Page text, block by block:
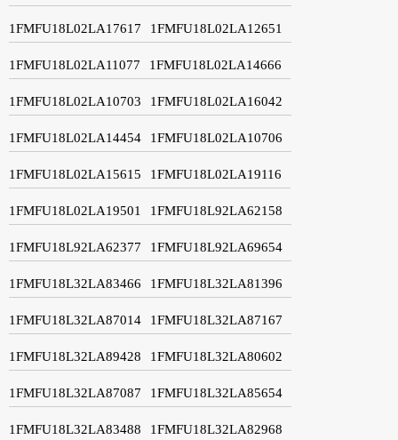
1FMFU18L02LA17617 1FMFU18L02LA12651
1FMFU18L02LA11077 1FMFU18L02LA14666
1FMFU18L02LA10703 1FMFU18L02LA16042
1FMFU18L02LA14454 1FMFU18L02LA10706
1FMFU18L02LA15615 1FMFU18L02LA19116
1FMFU18L02LA19501 1FMFU18L92LA62158
1FMFU18L92LA62377 1FMFU18L92LA69654
1FMFU18L32LA83466 1FMFU18L32LA81396
1FMFU18L32LA87014 1FMFU18L32LA87167
1FMFU18L32LA89428 1FMFU18L32LA80602
1FMFU18L32LA87087 1FMFU18L32LA85654
1FMFU18L32LA83488 1FMFU18L32LA82968